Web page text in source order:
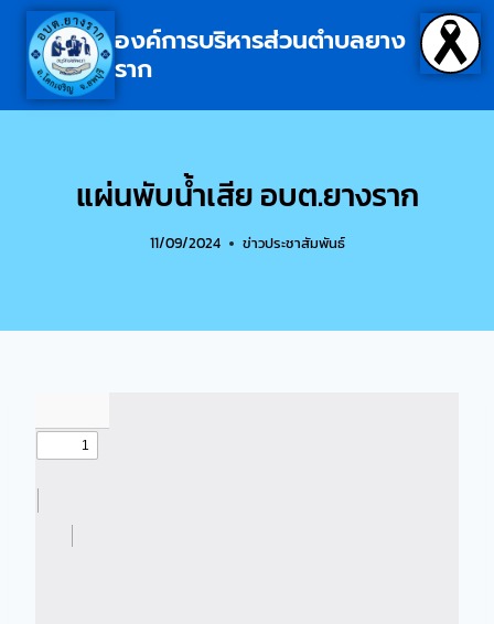
องค์การบริหารส่วนตำบลยาง
ราก
แผ่นพับน้ำเสีย อบต.ยางราก
11/09/2024 ข่าวประชาสัมพันธ์